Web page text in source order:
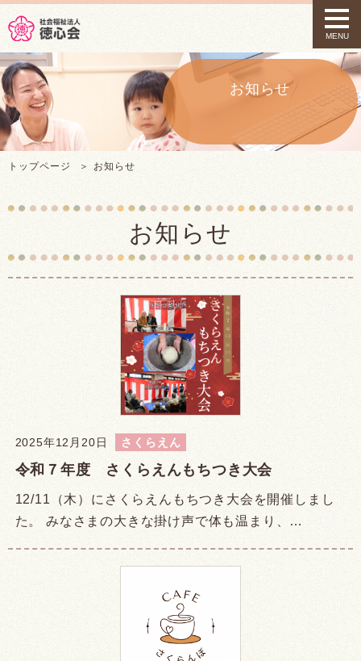
t
o
g
a
i
MENU
お知らせ
トップページ お知らせ
お知らせ
2025年12月20日 さくらえん
令和７年度 さくらえんもちつき大会
12/11（木）にさくらえんもちつき大会を開催しまし
た。 みなさまの大きな掛け声で体も温まり、…